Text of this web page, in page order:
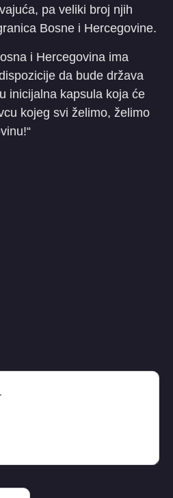
pa veliki broj njih
Bosne i Hercegovine.
i Hercegovina ima
da bude država
inicijalna kapsula koja će
kojeg svi želimo, želimo